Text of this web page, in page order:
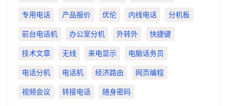
专用电话 产品报价 优伦 内线电话 分机板
前台电话机 办公室分机 外转外 快捷键
技术文章 无线 来电显示 电脑话务员
电话分机 电话机 经济路由 网页编程
视频会议 转接电话 随身密码